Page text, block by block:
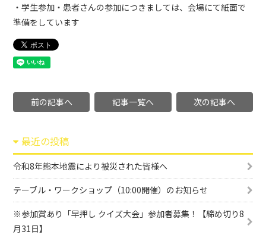
・学生参加・患者さんの参加につきましては、会場にて紙面で
準備をしています
前の記事へ 記事一覧へ 次の記事へ
最近の投稿
令和8年熊本地震により被災された皆様へ
テーブル・ワークショップ（10:00開催）のお知らせ
※参加賞あり「早押し クイズ大会」参加者募集！【締め切り8
月31日】